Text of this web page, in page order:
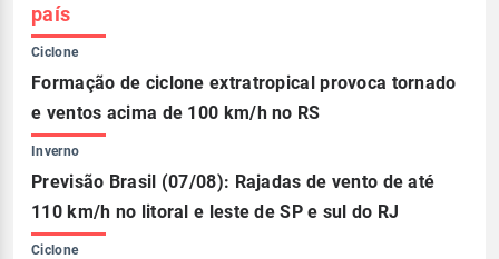
país
Ciclone
Formação de ciclone extratropical provoca tornado
e ventos acima de 100 km/h no RS
Inverno
Previsão Brasil (07/08): Rajadas de vento de até
110 km/h no litoral e leste de SP e sul do RJ
Ciclone